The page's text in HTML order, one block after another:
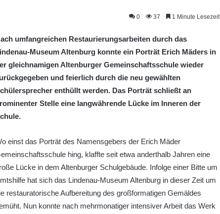
0 37 1 Minute Lesezeit
umfangreichen Restaurierungsarbeiten durch das
Museum Altenburg konnte ein Porträt Erich Mäders in
gleichnamigen Altenburger Gemeinschaftsschule wieder
und feierlich durch die neu gewählten
enthüllt werden. Das Porträt schließt an
Stelle eine langwährende Lücke im Inneren der
einst das Porträt des Namensgebers der Erich Mäder
hing, klaffte seit etwa anderthalb Jahren eine
Lücke in dem Altenburger Schulgebäude. Infolge einer Bitte um
hat sich das Lindenau-Museum Altenburg in dieser Zeit um
restauratorische Aufbereitung des großformatigen Gemäldes
Nun konnte nach mehrmonatiger intensiver Arbeit das Werk